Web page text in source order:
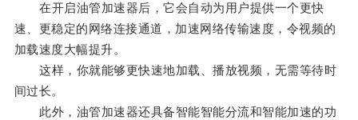
在开启油管加速器后，它会自动为用户提供一个更快
速、更稳定的网络连接通道，加速网络传输速度，令视频的
加载速度大幅提升。
这样，你就能够更快速地加载、播放视频，无需等待时
间过长。
此外，油管加速器还具备智能智能分流和智能加速的功